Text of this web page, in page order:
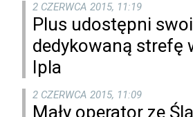
2 CZERWCA 2015, 11:19
Plus udostępni
dedykowaną strefę
Ipla
2 CZERWCA 2015, 11:09
Mały operator ze